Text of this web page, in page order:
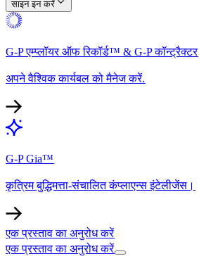
साइन इन करें​​
G-P एम्प्लॉयर ऑफ रिकॉर्ड™ & G-P कॉन्ट्रैक्टर​​
अपने वैश्विक कार्यबल को मैनेज करें.​​
G-P Gia™​​
कृत्रिम बुद्धिमत्ता-संचालित कंप्लाएन्स इंटेलीजेंस।​​
एक प्रस्ताव का अनुरोध करें​​
एक प्रस्ताव का अनुरोध करें​​